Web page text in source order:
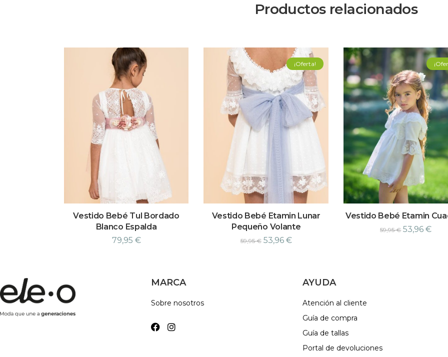
Productos relacionados
Vestido Bebé Tul Bordado
Blanco Espalda
79,95 €
¡Oferta!
Vestido Bebé Etamin Lunar
Pequeño Volante
59,95€ 53,96 €
Vestido Bebé Etamin
59,95€ 53,96€
MARCA
Sobre nosotros
AYUDA
Atención al cliente
Guía de compra
Guía de tallas
Portal de devoluciones